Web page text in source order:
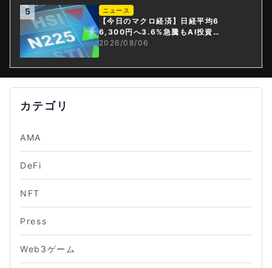
5 ニュース
【今日のマクロ経済】日経平均6
6,300円へ3.6%急騰もAI投資回
収懸念が再燃
2026/08/06
カテゴリ
AMA
DeFi
NFT
Press
Web3ゲーム